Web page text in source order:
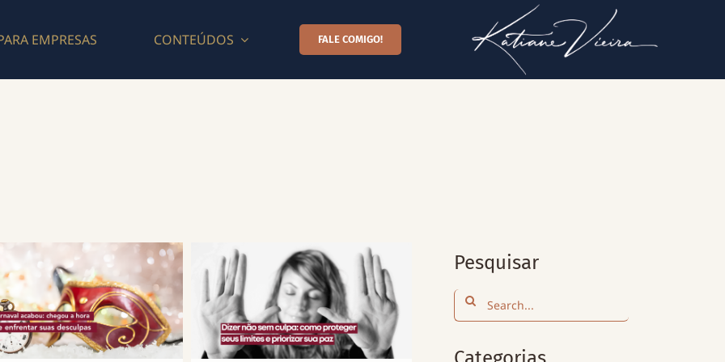
EMPRESAS CONTEÚDOS FALE COMIGO!
Pesquisar
Search
for: